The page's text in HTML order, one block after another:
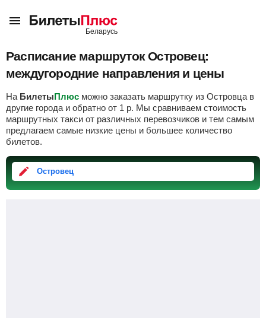
Расписание маршруток Островец:
междугородние направления и цены
На БилетыПлюс можно заказать маршрутку из Островца в
другие города и обратно от 1 р. Мы сравниваем стоимость
маршрутных такси от различных перевозчиков и тем самым
предлагаем самые низкие цены и большее количество
билетов.
Островец